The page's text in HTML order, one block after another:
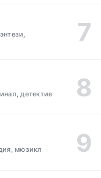
детектив
мюзикл